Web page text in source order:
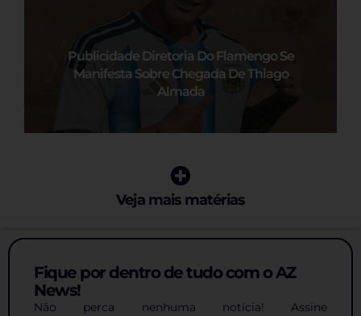
Publicidade Diretoria Do Flamengo Se
Manifesta Sobre Chegada De Thiago
Almada
Veja mais matérias
Fique por dentro de tudo com o AZ
News!
Não perca nenhuma notícia! Assine